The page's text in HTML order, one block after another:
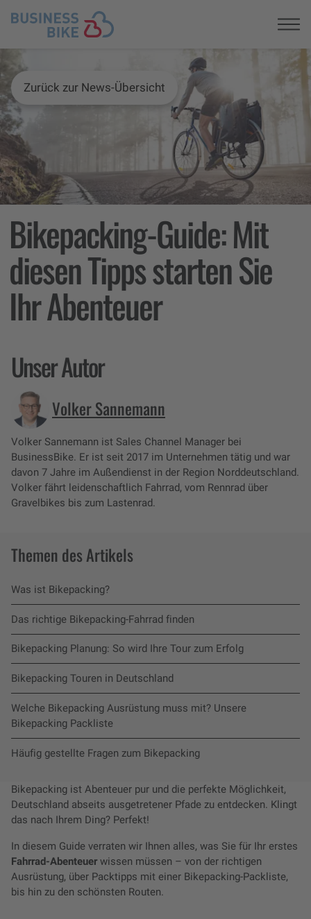
Zurück zur News-Übersicht
Bikepacking-Guide: Mit
diesen Tipps starten Sie
Ihr Abenteuer
Unser Autor
Volker Sannemann
Volker Sannemann ist Sales Channel Manager bei
BusinessBike. Er ist seit 2017 im Unternehmen tätig und war
davon 7 Jahre im Außendienst in der Region Norddeutschland.
Volker fährt leidenschaftlich Fahrrad, vom Rennrad über
Gravelbikes bis zum Lastenrad.
Themen des Artikels
Was ist Bikepacking?
Das richtige Bikepacking-Fahrrad finden
Bikepacking Planung: So wird Ihre Tour zum Erfolg
Bikepacking Touren in Deutschland
Welche Bikepacking Ausrüstung muss mit? Unsere
Bikepacking Packliste
Häufig gestellte Fragen zum Bikepacking
Bikepacking ist Abenteuer pur und die perfekte Möglichkeit,
Deutschland abseits ausgetretener Pfade zu entdecken. Klingt
das nach Ihrem Ding? Perfekt!
In diesem Guide verraten wir Ihnen alles, was Sie für Ihr erstes
Fahrrad-Abenteuer wissen müssen – von der richtigen
Ausrüstung, über Packtipps mit einer Bikepacking-Packliste,
bis hin zu den schönsten Routen.